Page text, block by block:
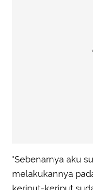
"Sebenarnya aku
melakukannya